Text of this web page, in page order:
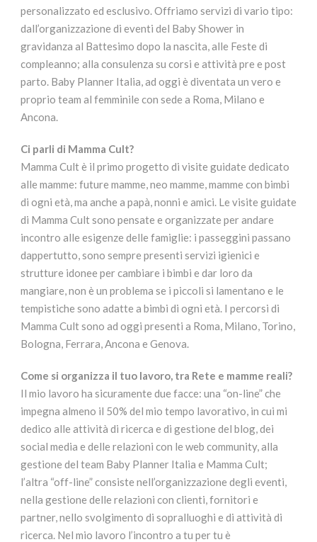
personalizzato ed esclusivo. Offriamo servizi di vario tipo:
dall’organizzazione di eventi del Baby Shower in
gravidanza al Battesimo dopo la nascita, alle Feste di
compleanno; alla consulenza su corsi e attività pre e post
parto. Baby Planner Italia, ad oggi è diventata un vero e
proprio team al femminile con sede a Roma, Milano e
Ancona.
Ci parli di Mamma Cult?
Mamma Cult è il primo progetto di visite guidate dedicato
alle mamme: future mamme, neo mamme, mamme con bimbi
di ogni età, ma anche a papà, nonni e amici. Le visite guidate
di Mamma Cult sono pensate e organizzate per andare
incontro alle esigenze delle famiglie: i passeggini passano
dappertutto, sono sempre presenti servizi igienici e
strutture idonee per cambiare i bimbi e dar loro da
mangiare, non è un problema se i piccoli si lamentano e le
tempistiche sono adatte a bimbi di ogni età. I percorsi di
Mamma Cult sono ad oggi presenti a Roma, Milano, Torino,
Bologna, Ferrara, Ancona e Genova.
Come si organizza il tuo lavoro, tra Rete e mamme reali?
Il mio lavoro ha sicuramente due facce: una “on-line” che
impegna almeno il 50% del mio tempo lavorativo, in cui mi
dedico alle attività di ricerca e di gestione del blog, dei
social media e delle relazioni con le web community, alla
gestione del team Baby Planner Italia e Mamma Cult;
l’altra “off-line” consiste nell’organizzazione degli eventi,
nella gestione delle relazioni con clienti, fornitori e
partner, nello svolgimento di sopralluoghi e di attività di
ricerca. Nel mio lavoro l’incontro a tu per tu è